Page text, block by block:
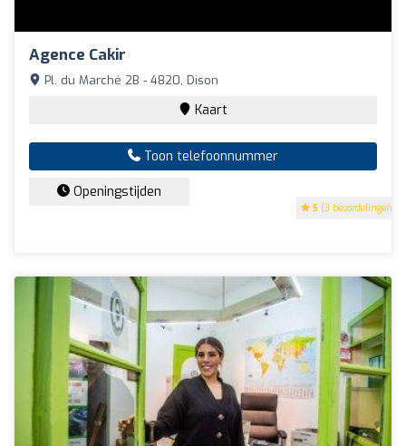
Agence Cakir
5 (3 beoordelingen)
Pl. du Marché 2B - 4820, Dison
Kaart
Toon telefoonnummer
Openingstijden